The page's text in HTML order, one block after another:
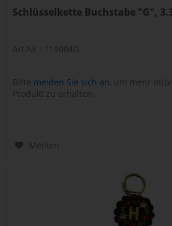
Schlüsselkette Buchstabe "G",
Art.Nr.: 119004G
Bitte melden Sie sich an, um mehr
Produkt zu erhalten.
Merken